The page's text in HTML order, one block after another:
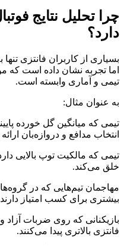
چرا تحلیل نتایج
دارد؟
بسیاری از کاربران فانتزی
اما تجربه نشان داده است که
تیمی و آماری وابسته است.
به عنوان مثال:
تیمی که میانگین گل خورده
انتخاب مدافع و دروازه‌بان
تیمی که مالکیت توپ بالایی
خلق می‌کند.
مهاجمان تیم‌هایی که در
بیشتری برای کسب امتیاز
بازیکنانی که روی ضربات آزاد
فانتزی بالاتری پیدا می‌کنند.